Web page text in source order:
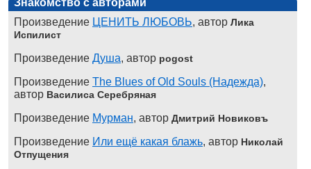
Знакомство с авторами
Произведение ЦЕНИТЬ ЛЮБОВЬ, автор Лика
Испилист
Произведение Душа, автор pogost
Произведение The Blues of Old Souls (Надежда),
автор Василиса Серебряная
Произведение Мурман, автор Дмитрий Новиковъ
Произведение Или ещё какая блажь, автор Николай
Отпущения